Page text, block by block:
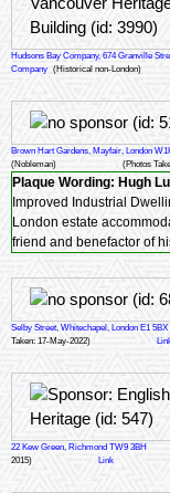
Hudsons Bay Company, 674 Granville
Company (Historical non-London)
Brown Hart Gardens, Mayfair, London
(Nobleman)
(Photos
Plaque Wording: Hugh
Improved Industrial
London estate
friend and benefactor of
Selby Street, Whitechapel, London E1 5BX
Taken: 17-May-2022)
22 Kew Green, Richmond TW9 3BH
2015)
Link